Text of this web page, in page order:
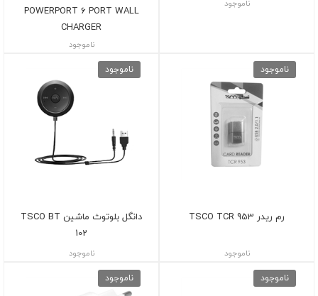
ناموجود
POWERPORT 6 PORT WALL
CHARGER
ناموجود
ناموجود
رم ریدر TSCO TCR 953
ناموجود
ناموجود
دانگل بلوتوث ماشین TSCO BT
102
ناموجود
ناموجود ناموجود